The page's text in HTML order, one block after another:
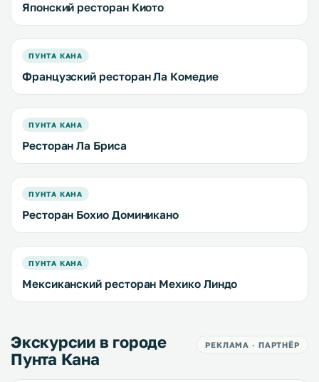
Японский ресторан Киото
ПУНТА КАНА
Французский ресторан Ла Комедие
ПУНТА КАНА
Ресторан Ла Бриса
ПУНТА КАНА
Ресторан Бохио Доминикано
ПУНТА КАНА
Мексиканский ресторан Мехико Линдо
Экскурсии в городе
Пунта Кана
РЕКЛАМА · ПАРТНЁР